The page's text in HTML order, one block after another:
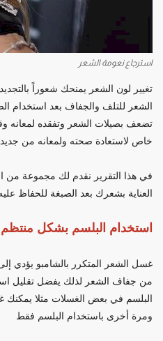
استرجاع نعومة الشعر
تغيير لون الشعر يمنحك شعوراً
الشعر للتلف والجفاف بعد استخدام
تضعف بصيلات الشعر وتفقده لمعانه
خاص لاستعادة صحته ولمعانه من جديد
في هذا التقرير نقدم لك مجموعة من
العناية بشعرك بعد الصبغة للحفاظ
استخدام البلسم بشكل منتظم
غسل الشعر المتكرر بالشامبو يؤدي
من جفاف الشعر لذلك يفضل تقليل
البلسم في بعض الغسلات مثلا يمكنك
ومرة أخرى باستخدام البلسم فقط